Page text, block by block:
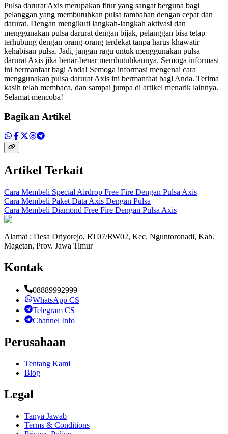
Pulsa darurat Axis merupakan fitur yang sangat berguna bagi
pelanggan yang membutuhkan pulsa tambahan dengan cepat dan
darurat. Dengan mengikuti langkah-langkah aktivasi dan
menggunakan pulsa darurat dengan bijak, pelanggan bisa tetap
terhubung dengan orang-orang terdekat tanpa harus khawatir
kehabisan pulsa. Jadi, jangan ragu untuk menggunakan pulsa
darurat Axis jika benar-benar membutuhkannya. Semoga informasi
ini bermanfaat bagi Anda! Semoga informasi mengenai cara
menggunakan pulsa darurat Axis ini bermanfaat bagi Anda. Terima
kasih telah membaca, dan sampai jumpa di artikel menarik lainnya.
Selamat mencoba!
Bagikan Artikel
Artikel Terkait
Cara Membeli Special Airdrop Free Fire Dengan Pulsa Axis
Cara Membeli Paket Data Axis Dengan Pulsa
Cara Membeli Diamond Free Fire Dengan Pulsa Axis
Alamat : Desa Driyorejo, RT07/RW02, Kec. Nguntoronadi, Kab.
Magetan, Prov. Jawa Timur
Kontak
08889992999
WhatsApp CS
Telegram CS
Channel Info
Perusahaan
Tentang Kami
Blog
Legal
Tanya Jawab
Terms & Conditions